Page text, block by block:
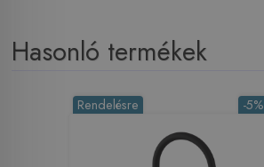
Hasonló termékek
-5%
Rendelésre